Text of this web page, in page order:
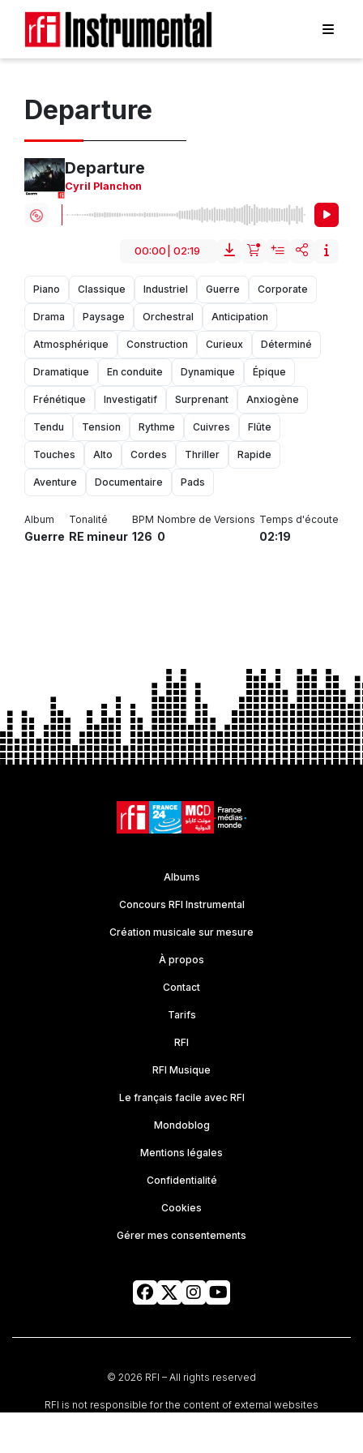
Departure
Departure
Cyril Planchon
00:00 02:19
Piano Classique Industriel Guerre Corporate
Drama Paysage Orchestral Anticipation
Atmosphérique Construction Curieux Déterminé
Dramatique En conduite Dynamique Épique
Frénétique Investigatif Surprenant Anxiogène
Tendu Tension Rythme Cuivres Flûte
Touches Alto Cordes Thriller Rapide
Aventure Documentaire Pads
Album
Guerre
Tonalité
RE mineur
BPM
126
Nombre de Versions
0
Temps d'écoute
02:19
Albums
Concours RFI Instrumental
Création musicale sur mesure
À propos
Contact
Tarifs
RFI
RFI Musique
Le français facile avec RFI
Mondoblog
Mentions légales
Confidentialité
Cookies
Gérer mes consentements
© 2026 RFI – All rights reserved
RFI is not responsible for the content of external websites